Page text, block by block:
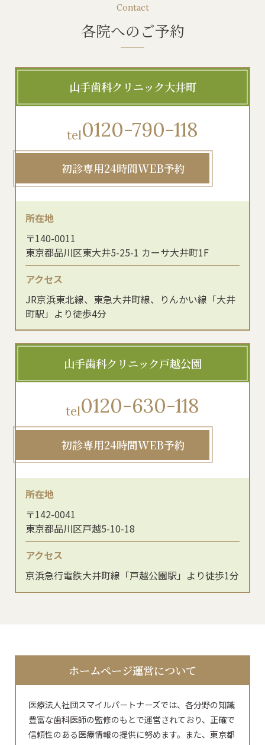
Contact
各院へのご予約
山手歯科クリニック大井町
tel0120-790-118
初診専用24時間WEB予約
所在地
〒140-0011
東京都品川区東大井5-25-1 カーサ大井町1F
アクセス
JR京浜東北線、東急大井町線、りんかい線「大井
町駅」より徒歩4分
山手歯科クリニック戸越公園
tel0120-630-118
初診専用24時間WEB予約
所在地
〒142-0041
東京都品川区戸越5-10-18
アクセス
京浜急行電鉄大井町線「戸越公園駅」より徒歩1分
ホームページ運営について
医療法人社団スマイルパートナーズでは、各分野の知識
豊富な歯科医師の監修のもとで運営されており、正確で
信頼性のある医療情報の提供に努めます。また、東京都